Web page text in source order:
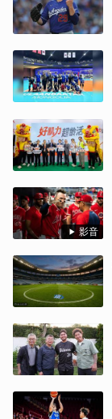
影音